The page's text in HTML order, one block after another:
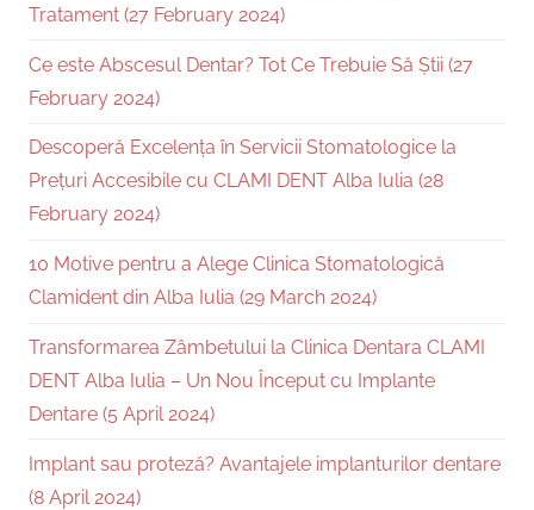
Tratament (27 February 2024)
Ce este Abscesul Dentar? Tot Ce Trebuie Să Știi (27
February 2024)
Descoperă Excelența în Servicii Stomatologice la
Prețuri Accesibile cu CLAMI DENT Alba Iulia (28
February 2024)
10 Motive pentru a Alege Clinica Stomatologică
Clamident din Alba Iulia (29 March 2024)
Transformarea Zâmbetului la Clinica Dentara CLAMI
DENT Alba Iulia – Un Nou Început cu Implante
Dentare (5 April 2024)
Implant sau proteză? Avantajele implanturilor dentare
(8 April 2024)